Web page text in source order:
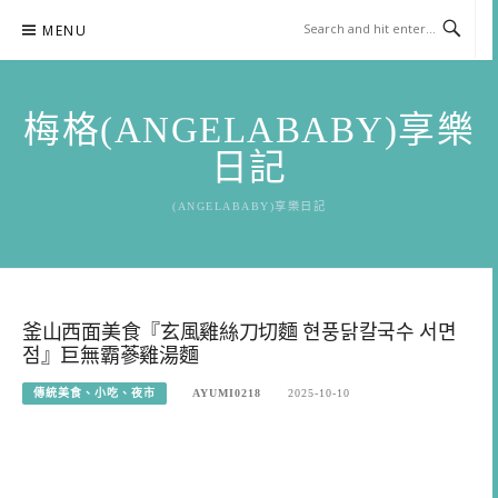
content
MENU
梅格(ANGELABABY)享樂
日記
(ANGELABABY)享樂日記
釜山西面美食『玄風雞絲刀切麵 현풍닭칼국수 서면
점』巨無霸蔘雞湯麵
傳統美食、小吃、夜市 AYUMI0218 2025-10-10